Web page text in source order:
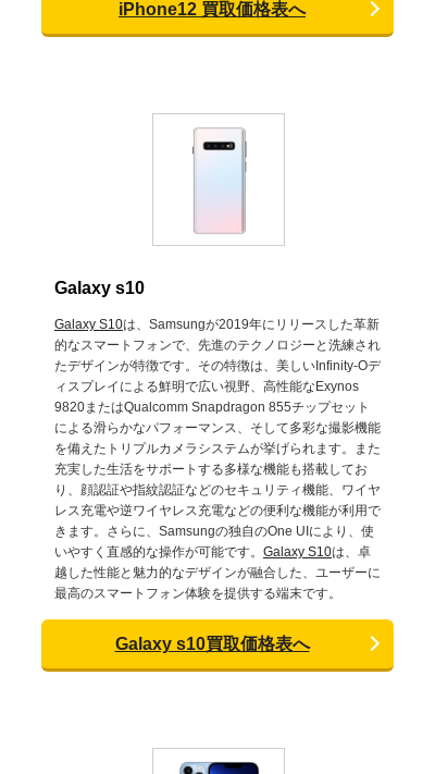
iPhone12 買取価格表へ
Galaxy s10
Galaxy S10は、Samsungが2019年にリリースした革新
的なスマートフォンで、先進のテクノロジーと洗練され
たデザインが特徴です。その特徴は、美しいInfinity-Oデ
ィスプレイによる鮮明で広い視野、高性能なExynos
9820またはQualcomm Snapdragon 855チップセット
による滑らかなパフォーマンス、そして多彩な撮影機能
を備えたトリプルカメラシステムが挙げられます。また
充実した生活をサポートする多様な機能も搭載してお
り、顔認証や指紋認証などのセキュリティ機能、ワイヤ
レス充電や逆ワイヤレス充電などの便利な機能が利用で
きます。さらに、Samsungの独自のOne UIにより、使
いやすく直感的な操作が可能です。 Galaxy S10は、卓
越した性能と魅力的なデザインが融合した、ユーザーに
最高のスマートフォン体験を提供する端末です。
Galaxy s10買取価格表へ